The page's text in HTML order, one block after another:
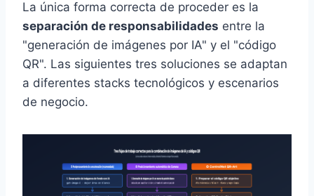
La única forma correcta de proceder es la
separación de responsabilidades entre la
"generación de imágenes por IA" y el "código
QR". Las siguientes tres soluciones se adaptan
a diferentes stacks tecnológicos y escenarios
de negocio.